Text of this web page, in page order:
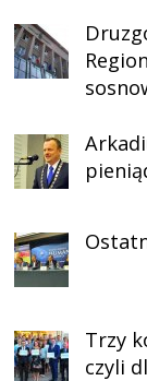
Trzy
czyli